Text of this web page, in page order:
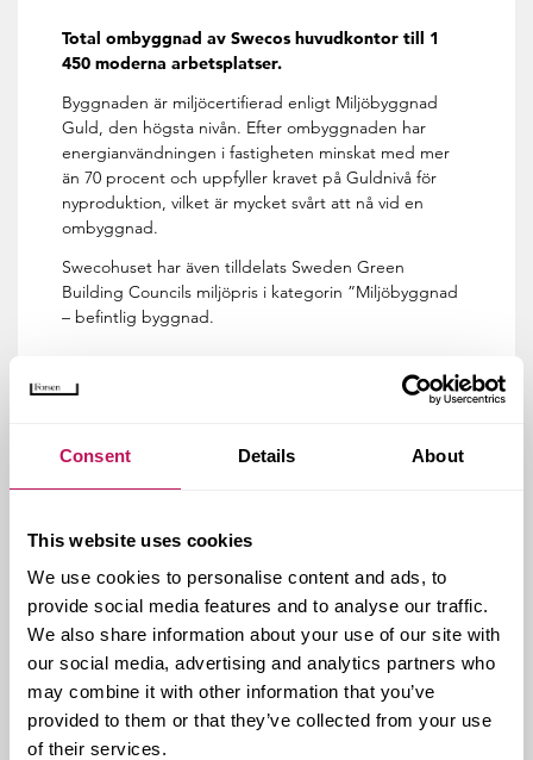
Consent Details About
This website uses cookies
We use cookies to personalise content and ads, to
provide social media features and to analyse our traffic.
We also share information about your use of our site with
our social media, advertising and analytics partners who
may combine it with other information that you’ve
provided to them or that they’ve collected from your use
of their services.
Total ombyggnad av Swecos huvudkontor till 1
450 moderna arbetsplatser.
Byggnaden är miljöcertifierad enligt Miljöbyggnad
Guld, den högsta nivån. Efter ombyggnaden har
energianvändningen i fastigheten minskat med mer
än 70 procent och uppfyller kravet på Guldnivå för
nyproduktion, vilket är mycket svårt att nå vid en
ombyggnad.
Swecohuset har även tilldelats Sweden Green
Building Councils miljöpris i kategorin ”Miljöbyggnad
– befintlig byggnad.
Kund:
Omfattning: Ca 25 000 kvm BTA, 350 Mkr
Ort: Stockholm
CM - CONSTRUCTION MANAGEMENT
HÅLLBARHET